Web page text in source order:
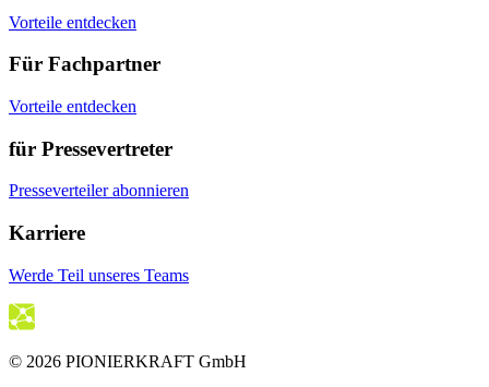
Vorteile entdecken
Für Fachpartner
Vorteile entdecken
für Pressevertreter
Presseverteiler abonnieren
Karriere
Werde Teil unseres Teams
© 2026 PIONIERKRAFT GmbH